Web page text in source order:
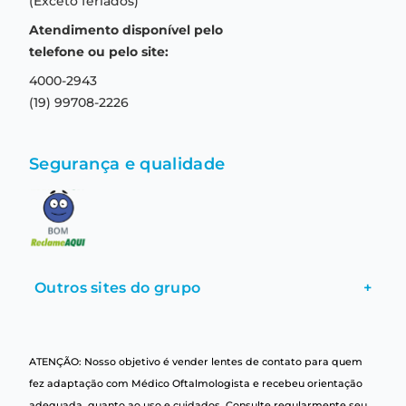
Aviso de privacidade
Termos e condições de uso
Central de relacionamento
Atendimento disponível pelo
telefone ou pelo site:
4000-2943
(19) 99708-2226
Segurança e qualidade
Outros sites do grupo +
ATENÇÃO: Nosso objetivo é vender lentes de contato para quem
fez adaptação com Médico Oftalmologista e recebeu orientação